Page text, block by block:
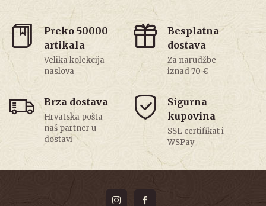
Preko 50000
artikala
Velika kolekcija
naslova
Besplatna
dostava
Za narudžbe
iznad 70 €
Brza dostava
Hrvatska pošta -
naš partner u
dostavi
Sigurna
kupovina
SSL certifikat i
WSPay